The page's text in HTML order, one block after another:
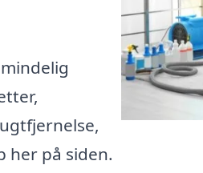
her på siden.